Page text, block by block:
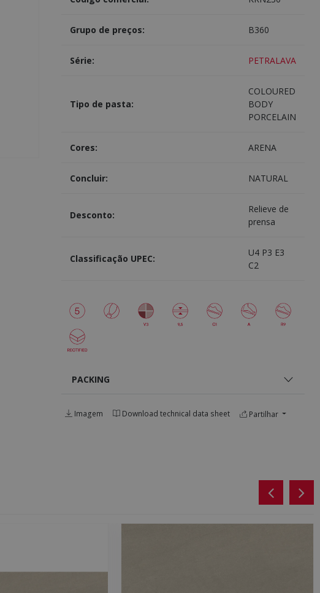
Grupo de preços: B360
Série: PETRALAVA
Tipo de pasta:
COLOURED
BODY
PORCELAIN
Cores: ARENA
Concluir: NATURAL
Desconto:
Relieve de
prensa
Classificação UPEC:
U4 P3 E3
C2
PACKING
Imagem Download technical data sheet Partilhar